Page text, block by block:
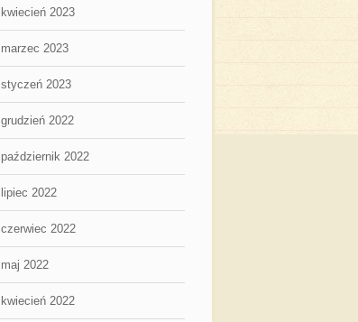
kwiecień 2023
marzec 2023
styczeń 2023
grudzień 2022
październik 2022
lipiec 2022
czerwiec 2022
maj 2022
kwiecień 2022